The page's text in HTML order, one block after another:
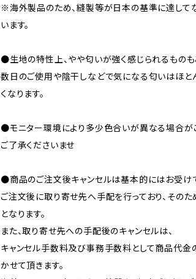
※海外製品のため、縫製等が日本の基準に達して
います。
●生地の特性上、やや匂いが強く感じられるものも
数日のご使用や陰干しなどで気になる匂いはほと
くなります。
●モニター環境により多少色合いが異なる場合が
ご了承くださいませ
●商品のご注文後キャンセルは基本的にはお受け
ご注文後に取り寄せ先へ手配を行っており、その
となります。
また、取り寄せ先への手配後のキャンセルは、
キャンセル手数料及び事務手数料として商品代金
かせて頂きます。